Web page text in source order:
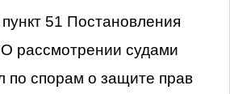
51 Постановления
рассмотрении судами
по спорам о защите прав